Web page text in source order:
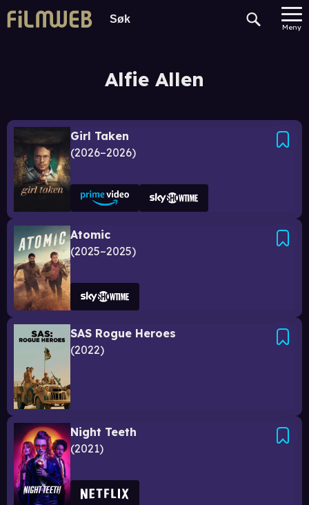
Meny
Alfie Allen
Girl Taken
2026–2026
Atomic
2025–2025
SAS Rogue Heroes
2022
Night Teeth
2021